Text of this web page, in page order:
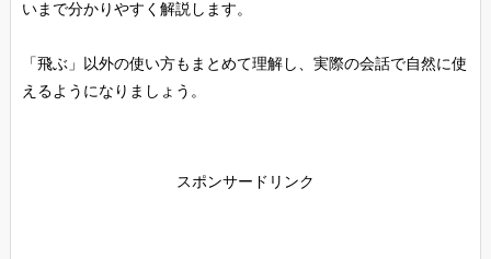
いまで分かりやすく解説します。
「飛ぶ」以外の使い方もまとめて理解し、実際の会話で自然に使
えるようになりましょう。
スポンサードリンク